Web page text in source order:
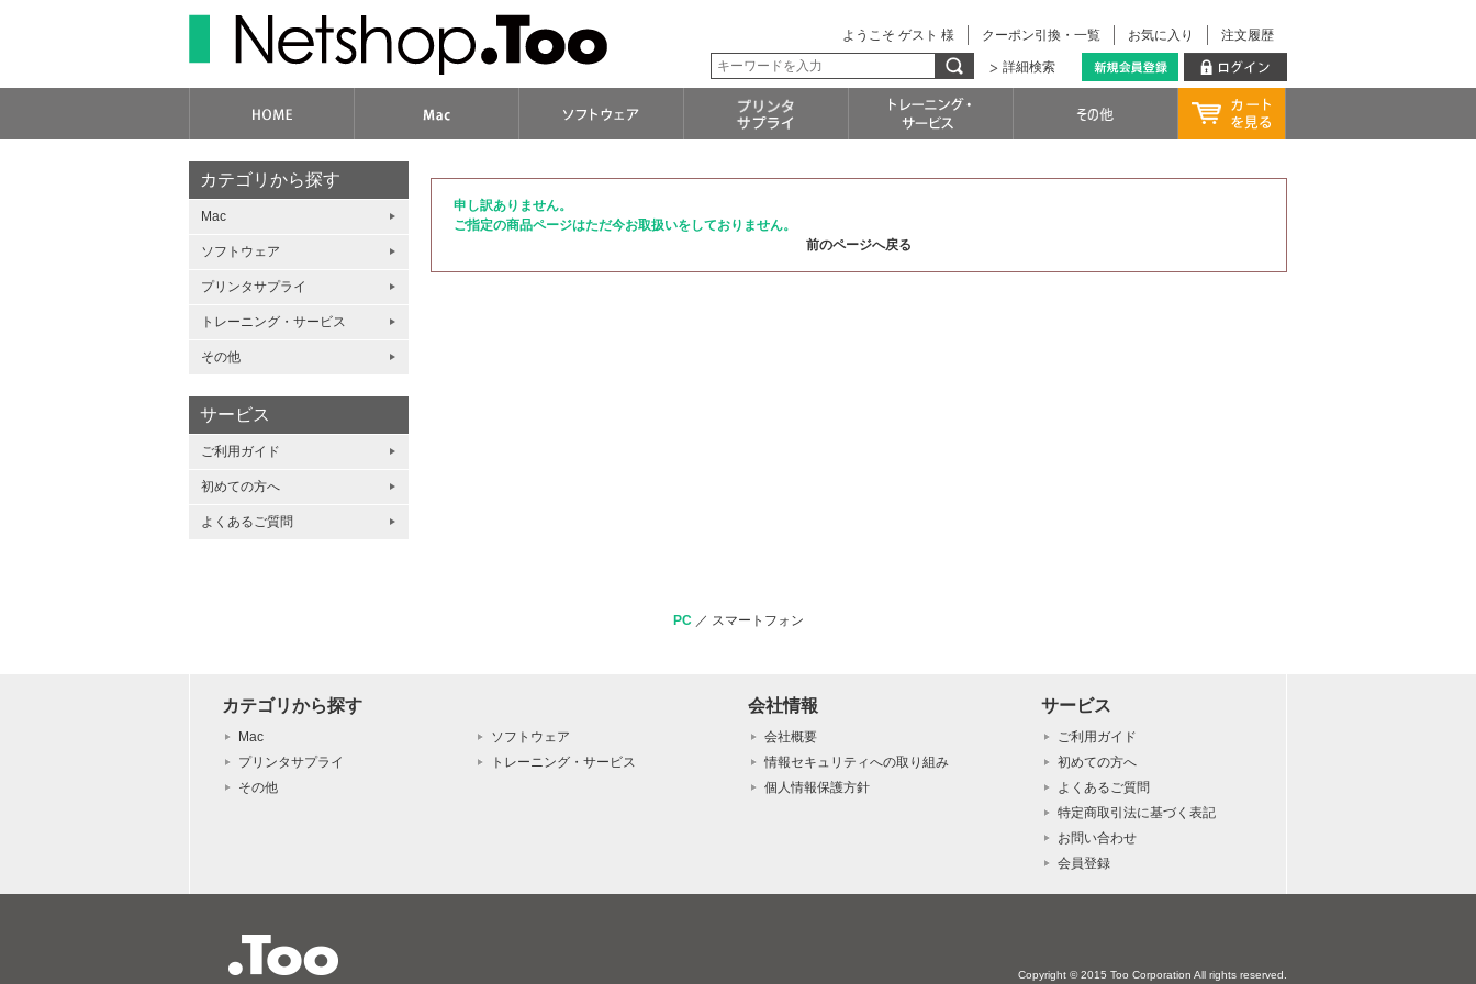
注文履歴
お気に入り
クーポン引換・一覧
ようこそ ゲスト 様
詳細検索
申し訳ありません。
ご指定の商品ページはただ今お取扱いをしておりません。
前のページへ戻る
カテゴリから探す
Mac
ソフトウェア
プリンタサプライ
トレーニング・サービス
その他
サービス
ご利用ガイド
初めての方へ
よくあるご質問
PC／ スマートフォン
カテゴリから探す
Mac
ソフトウェア
プリンタサプライ
トレーニング・サービス
その他
会社情報
会社概要
情報セキュリティへの取り組み
個人情報保護方針
サービス
ご利用ガイド
初めての方へ
よくあるご質問
特定商取引法に基づく表記
お問い合わせ
会員登録
Copyright © 2015 Too Corporation All rights reserved.